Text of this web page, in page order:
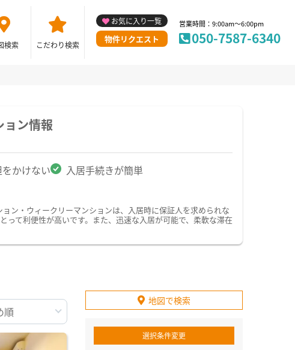
検索 こだわり検索
お気に入り一覧
物件リクエスト
営業時間：9:00am～6:00pm
050-7587-6340
ョン情報
かけない 入居手続きが簡単
ン・ウィークリーマンションは、入居時に保証人を求められな
って利便性が高いです。また、迅速な入居が可能で、柔軟な滞在
地図で検索
選択条件変更